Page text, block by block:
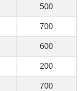
500
700
600
200
700